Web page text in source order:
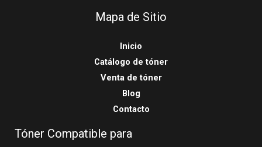
Mapa de Sitio
Inicio
Catálogo de tóner
Venta de tóner
Blog
Contacto
Tóner Compatible para